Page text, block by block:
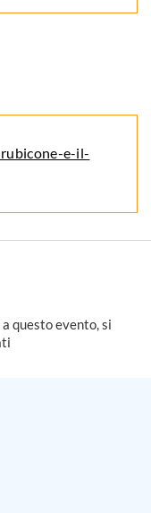
e-il-
questo evento, si